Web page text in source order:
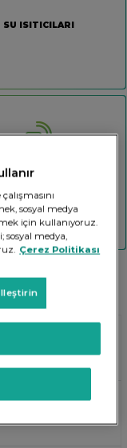
SU ISITICILARI
sosyal medya
için kullanıyoruz.
sosyal medya,
Çerez Politikası